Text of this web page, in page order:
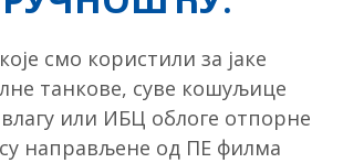
смо користили за јаке
танкове, суве кошуљице
или ИБЦ облоге отпорне
су направљене од ПЕ филма